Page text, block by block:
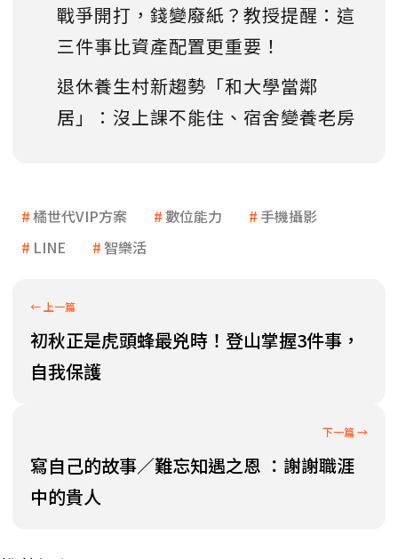
戰爭開打，錢變廢紙？教授提醒：這
三件事比資產配置更重要！
退休養生村新趨勢「和大學當鄰
居」：沒上課不能住、宿舍變養老房
橘世代VIP方案 數位能力
手機攝影
LINE
智樂活
初秋正是虎頭蜂最兇時！登山掌握3件事，
自我保護
寫自己的故事／難忘知遇之恩 ：謝謝職涯
中的貴人